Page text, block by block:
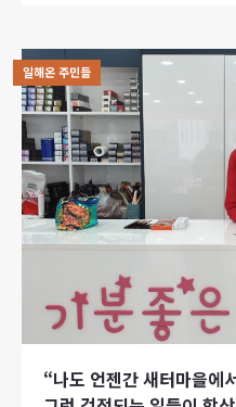
일해온 주민들
“나도 언젠간 새터마을에